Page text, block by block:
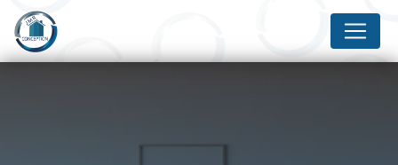
Panneau de gestion des cookies